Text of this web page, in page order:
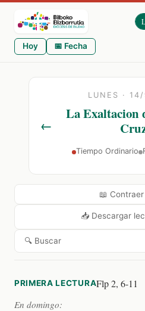
Hoy 📅 Fecha
←
LUNES ·
La Exaltacion
Tiempo Ordinario
📖
📥 Descargar
🔍 Buscar
PRIMERA LECTURAFlp 2, 6-11
En domingo: